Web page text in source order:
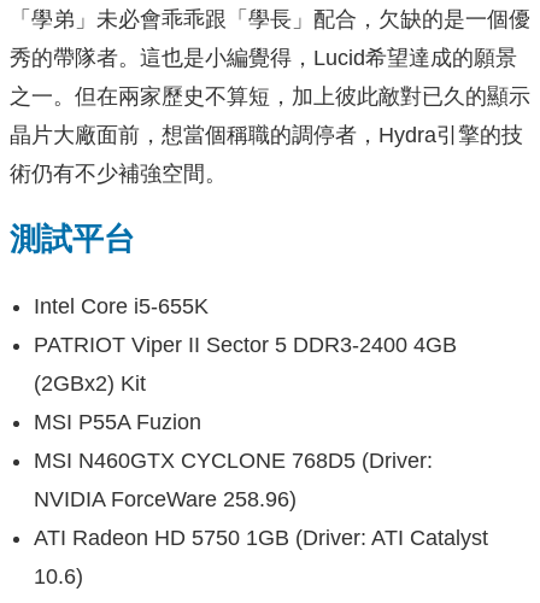
「學弟」未必會乖乖跟「學長」配合，欠缺的是一個優
秀的帶隊者。這也是小編覺得，Lucid希望達成的願景
之一。但在兩家歷史不算短，加上彼此敵對已久的顯示
晶片大廠面前，想當個稱職的調停者，Hydra引擎的技
術仍有不少補強空間。
測試平台
Intel Core i5-655K
PATRIOT Viper II Sector 5 DDR3-2400 4GB
(2GBx2) Kit
MSI P55A Fuzion
MSI N460GTX CYCLONE 768D5 (Driver:
NVIDIA ForceWare 258.96)
ATI Radeon HD 5750 1GB (Driver: ATI Catalyst
10.6)